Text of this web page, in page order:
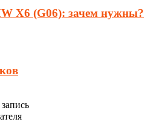
X6 (G06): зачем нужны?